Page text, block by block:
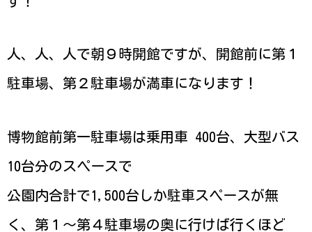
人、人、人で朝９時開館ですが、開館前に第１
駐車場、第２駐車場が満車になります！
博物館前第一駐車場は乗用車 400台、大型バス
10台分のスペースで
公園内合計で1,500台しか駐車スペースが無
く、第１～第４駐車場の奥に行けば行くほど